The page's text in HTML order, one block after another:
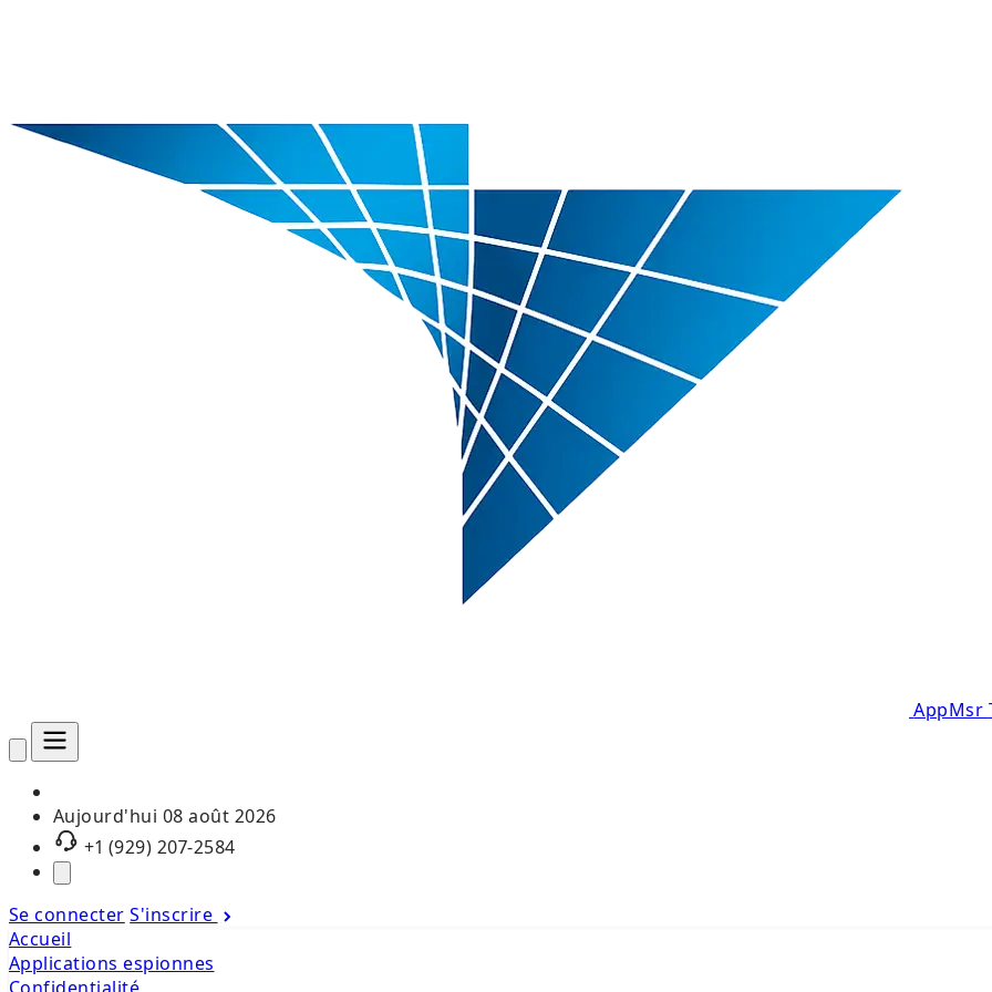
AppMsr
Aujourd'hui 08 août 2026
+1 (929) 207-2584
Se connecter S'inscrire
Accueil
Applications espionnes